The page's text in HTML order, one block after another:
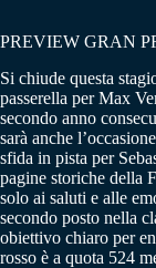
PREVIEW GRAN
Si chiude questa
passerella per Max
secondo anno
sarà anche
sfida in pista per
pagine storiche della
solo ai saluti e alle
secondo posto nella
obiettivo chiaro per
rosso è a quota 524